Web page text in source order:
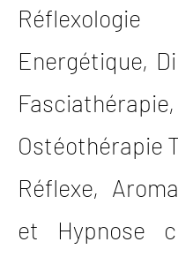
Réflexologie
Energétique,
Fasciathérapie,
Ostéothérapie
Réflexe,
et Hypnose